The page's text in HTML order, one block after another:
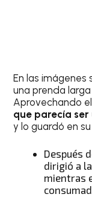
En las
una prenda
Aprovechando
que parecía
y lo guardó en
Después
dirigió a
mientras